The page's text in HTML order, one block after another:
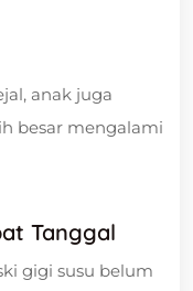
anak juga
besar mengalami
Tanggal
gigi susu belum